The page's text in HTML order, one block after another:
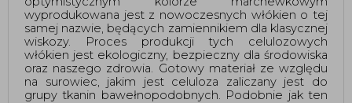
wyprodukowana jest z nowoczesnych włókien o tej
samej nazwie, będących zamiennikiem dla klasycznej
wiskozy. Proces produkcji tych celulozowych
włókien jest ekologiczny, bezpieczny dla środowiska
oraz naszego zdrowia. Gotowy materiał ze względu
na surowiec, jakim jest celuloza zaliczany jest do
grupy tkanin bawełnopodobnych. Podobnie jak ten